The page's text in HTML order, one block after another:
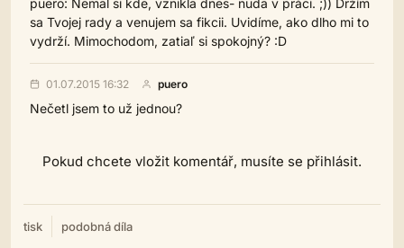
puero: Nemal si kde, vznikla dnes- nuda v práci. ;)) Držím
sa Tvojej rady a venujem sa fikcii. Uvidíme, ako dlho mi to
vydrží. Mimochodom, zatiaľ si spokojný? :D
01.07.2015 16:32 puero
Nečetl jsem to už jednou?
Pokud chcete vložit komentář, musíte se přihlásit.
tisk podobná díla